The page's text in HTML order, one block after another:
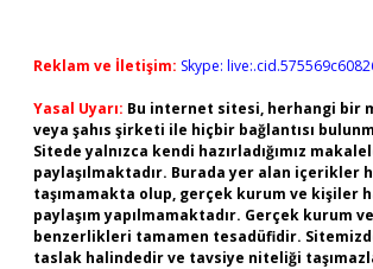
Reklam ve İletişim: Skype:
Yasal Uyarı: Bu internet sitesi, herhangi bir
veya şahıs şirketi ile hiçbir bağlantısı
Sitede yalnızca kendi hazırladığımız
paylaşılmaktadır. Burada yer alan içerikler
taşımamakta olup, gerçek kurum ve kişiler
paylaşım yapılmamaktadır. Gerçek kurum
benzerlikleri tamamen tesadüfidir.
taslak halindedir ve tavsiye niteliği